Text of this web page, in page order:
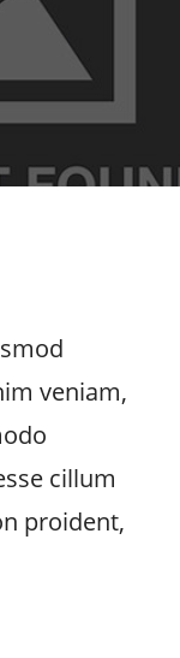
veniam,
cillum
proident,